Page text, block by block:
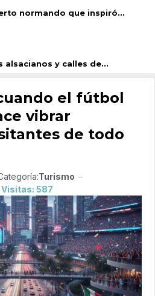
normando que inspiró...
alsacianos y calles de...
el fútbol
vibrar
de todo
Turismo
Visitas: 587